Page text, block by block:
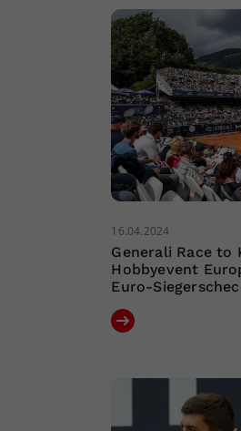
16.04.2024
Generali Race to
Hobbyevent
Euro-